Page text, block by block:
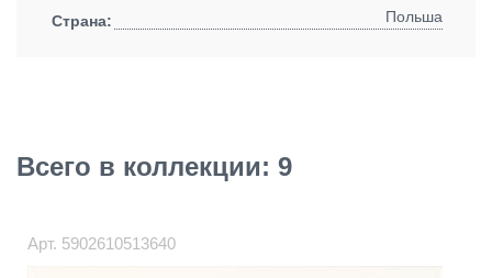
Страна: Польша
Всего в коллекции: 9
Арт. 5902610513640